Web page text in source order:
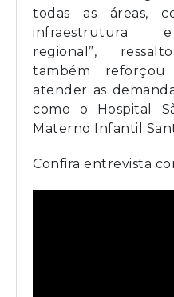
todas as áreas,
infraestrutura e
regional”,
também
atender as
como o Hospital
Materno Infantil
Confira entrevista